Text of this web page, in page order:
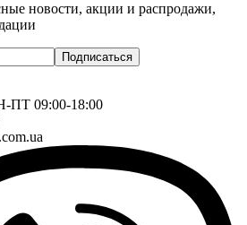
новости, акции и распродажи,
Подписаться
ПТ 09:00-18:00